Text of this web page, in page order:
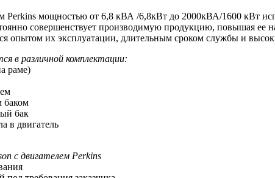
Perkins мощностью от 6,8 кВА /6,8кВт до 2000кВА/1600 кВт
совершенствует производимую продукцию, повышая ее
опытом их эксплуатации, длительным сроком службы и
в различной комплектации:
раме)
баком
бак
в двигатель
с двигателем Perkins